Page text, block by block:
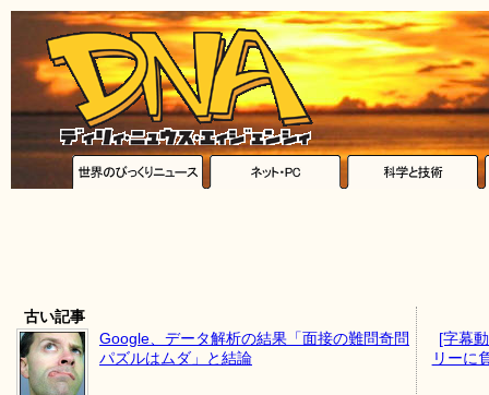
古い記事
Google、データ解析の結果「面接の難問奇問
パズルはムダ」と結論
[字幕
リーに